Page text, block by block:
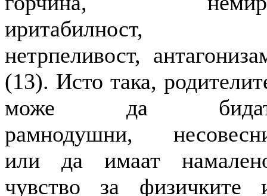
иритабилност,
нетрпеливост,
(13). Исто така,
може да
рамнодушни,
или да имаат
чувство за физичките